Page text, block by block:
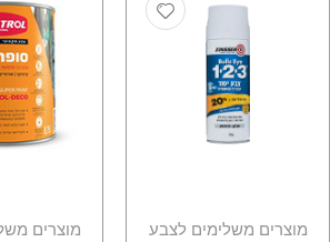
מוצרים משלימים לצבע מוצרים